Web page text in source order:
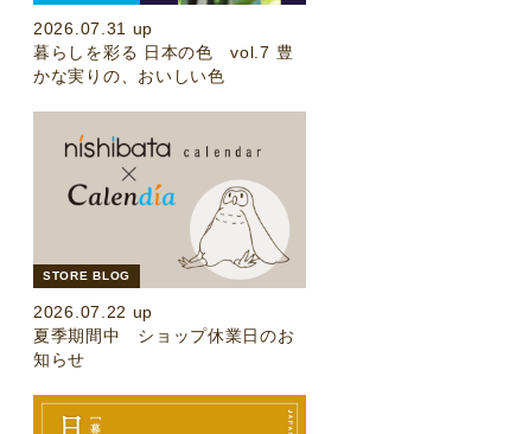
2026.07.31 up
暮らしを彩る 日本の色 vol.7 豊
かな実りの、おいしい色
STORE BLOG
2026.07.22 up
夏季期間中 ショップ休業日のお
知らせ